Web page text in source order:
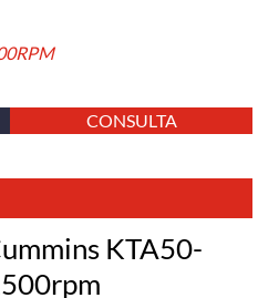
CONSULTA
KTA50-